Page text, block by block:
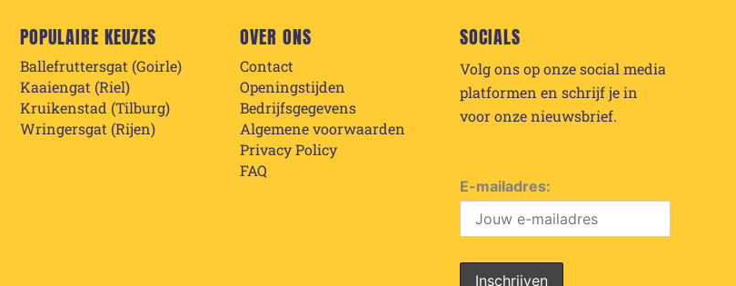
POPULAIRE KEUZES
Ballefruttersgat (Goirle)
Kaaiengat (Riel)
Kruikenstad (Tilburg)
Wringersgat (Rijen)
OVER ONS
Contact
Openingstijden
Bedrijfsgegevens
Algemene voorwaarden
Privacy Policy
FAQ
SOCIALS
Volg ons op onze social media
platformen en schrijf je in
voor onze nieuwsbrief.
E-mailadres: